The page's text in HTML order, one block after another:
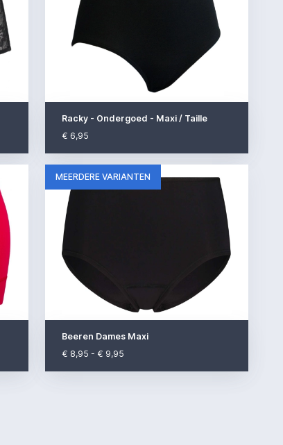
Racky - Ondergoed - Maxi / Taille
€ 6,95
MEERDERE VARIANTEN
Beeren Dames Maxi
€ 8,95 - € 9,95